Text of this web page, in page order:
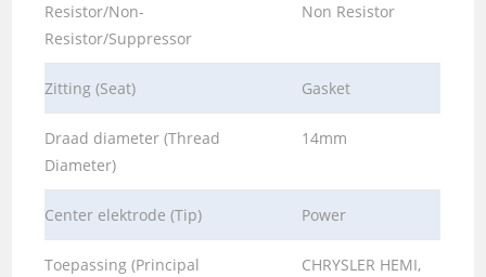
Resistor/Non-
Resistor/Suppressor
Non Resistor
Zitting (Seat) Gasket
Draad diameter (Thread
Diameter)
14mm
Center elektrode (Tip) Power
Toepassing (Principal
CHRYSLER HEMI,